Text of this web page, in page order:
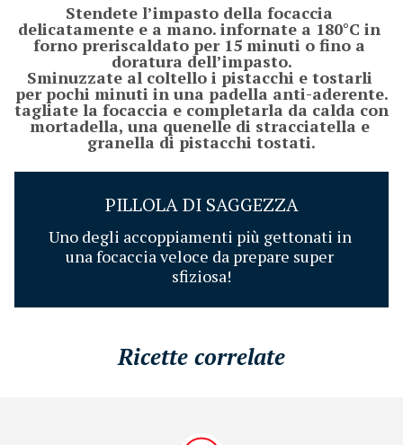
Stendete l’impasto della focaccia
delicatamente e a mano. infornate a 180°C in
forno preriscaldato per 15 minuti o fino a
doratura dell’impasto.
Sminuzzate al coltello i pistacchi e tostarli
per pochi minuti in una padella anti-aderente.
tagliate la focaccia e completarla da calda con
mortadella, una quenelle di stracciatella e
granella di pistacchi tostati.
PILLOLA DI SAGGEZZA
Uno degli accoppiamenti più gettonati in
una focaccia veloce da prepare super
sfiziosa!
Ricette correlate